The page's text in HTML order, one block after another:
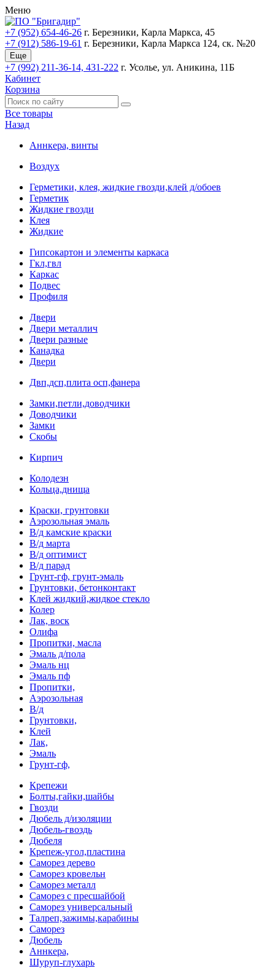
Меню
+7 (952) 654-46-26 г. Березники, Карла Маркса, 45
+7 (912) 586-19-61 г. Березники, Карла Маркса 124, ск. №20
Еще
+7 (992) 211-36-14, 431-222 г. Усолье, ул. Аникина, 11Б
Кабинет
Корзина
Все товары
Назад
Аннкера, винты
Воздух
Герметики, клея, жидкие гвозди,клей д/обоев
Герметик
Жидкие гвозди
Клея
Жидкие
Гипсокартон и элементы каркаса
Гкл,гвл
Каркас
Подвес
Профиля
Двери
Двери металлич
Двери разные
Канадка
Двери
Двп,дсп,плита осп,фанера
Замки,петли,доводчики
Доводчики
Замки
Скобы
Кирпич
Колодезн
Кольца,днища
Краски, грунтовки
Аэрозольная эмаль
В/д камские краски
В/д марта
В/д оптимист
В/д парад
Грунт-гф, грунт-эмаль
Грунтовки, бетонконтакт
Клей жидкий,жидкое стекло
Колер
Лак, воск
Олифа
Пропитки, масла
Эмаль д/пола
Эмаль нц
Эмаль пф
Пропитки,
Аэрозольная
В/д
Грунтовки,
Клей
Лак,
Эмаль
Грунт-гф,
Крепежи
Болты,гайки,шайбы
Гвозди
Дюбель д/изоляции
Дюбель-гвоздь
Дюбеля
Крепеж-угол,пластина
Саморез дерево
Саморез кровельн
Саморез металл
Саморез с пресшайбой
Саморез универсальный
Талреп,зажимы,карабины
Саморез
Дюбель
Аннкера,
Шуруп-глухарь